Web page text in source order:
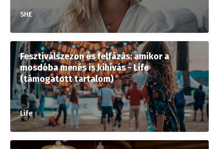
SHE
Fesztiválszezon és felfázás: amikor a
mosdóba menés is kihívás - Life
(támogatott tartalom)
Life